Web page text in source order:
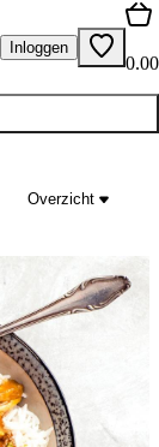
Inloggen
0.00
Overzicht